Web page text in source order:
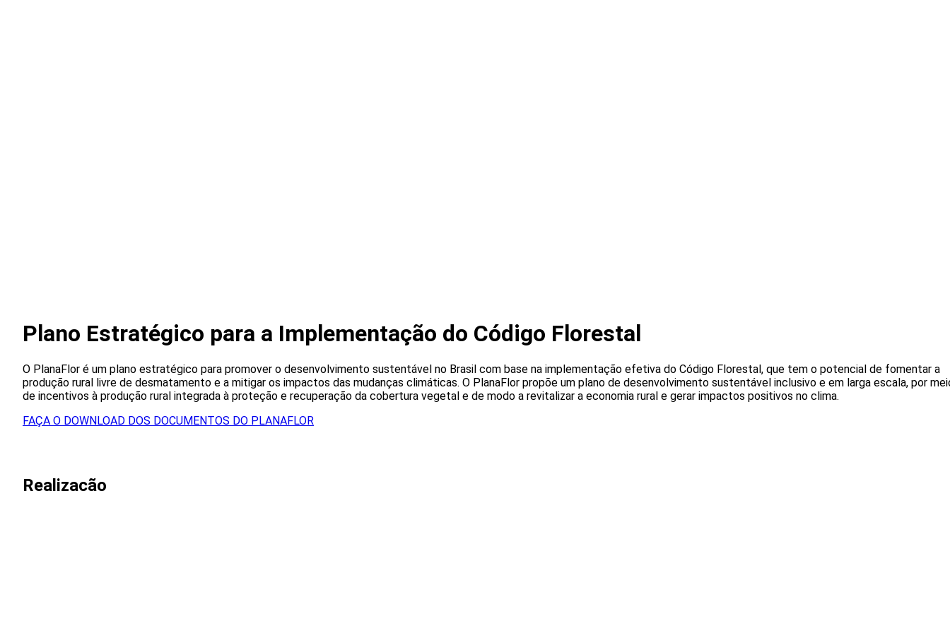
Plano Estratégico para a Implementação do Código Florestal
O PlanaFlor é um plano estratégico para promover o desenvolvimento sustentável no Brasil com base na implementação efetiva do Código Florestal, que tem o potencial de fomentar a
produção rural livre de desmatamento e a mitigar os impactos das mudanças climáticas. O PlanaFlor propõe um plano de desenvolvimento sustentável inclusivo e em larga escala, por
de incentivos à produção rural integrada à proteção e recuperação da cobertura vegetal e de modo a revitalizar a economia rural e gerar impactos positivos no clima.
FAÇA O DOWNLOAD DOS DOCUMENTOS DO PLANAFLOR
Realizacão